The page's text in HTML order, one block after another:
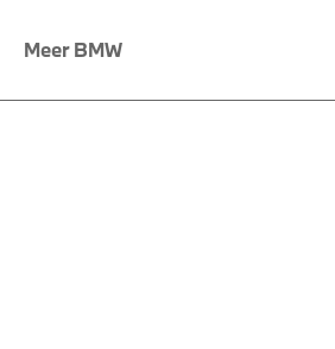
Meer BMW